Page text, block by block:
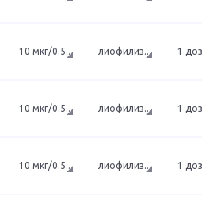
10 мкг/0.5... лиофилиз... 1
10 мкг/0.5... лиофилиз... 1
10 мкг/0.5... лиофилиз... 1